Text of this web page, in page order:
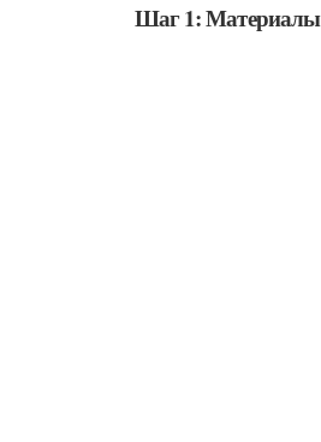
Шаг 1: Материалы